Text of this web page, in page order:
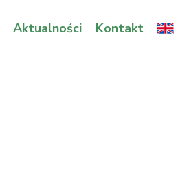
Aktualności Kontakt